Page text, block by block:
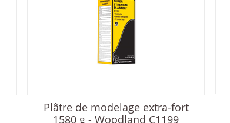
Plâtre de modelage extra-fort
1580 g - Woodland C1199